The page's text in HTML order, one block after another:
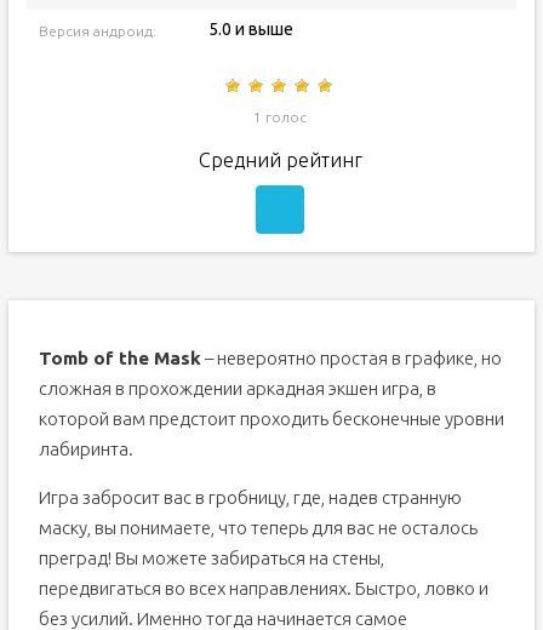
Версия андроид: 5.0 и выше
1 голос
Средний рейтинг
Tomb of the Mask – невероятно простая в графике, но
сложная в прохождении аркадная экшен игра, в
которой вам предстоит проходить бесконечные уровни
лабиринта.
Игра забросит вас в гробницу, где, надев странную
маску, вы понимаете, что теперь для вас не осталось
преград! Вы можете забираться на стены,
передвигаться во всех направлениях. Быстро, ловко и
без усилий. Именно тогда начинается самое